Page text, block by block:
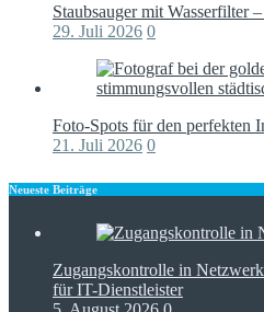
Staubsauger mit Wasserfilter
29. Juli 2026 0
Foto-Spots für den perfekten
21. Juli 2026 0
Neueste Beiträge
Zugangskontrolle in
für IT-Dienstleister